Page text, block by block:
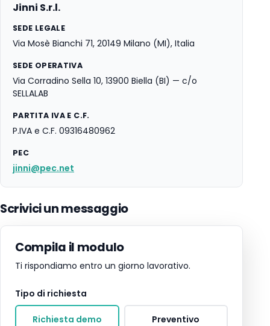
Jinni S.r.l.
SEDE LEGALE
Via Mosè Bianchi 71, 20149 Milano (MI), Italia
SEDE OPERATIVA
Via Corradino Sella 10, 13900 Biella (BI) — c/o
SELLALAB
PARTITA IVA E C.F.
P.IVA e C.F. 09316480962
PEC
jinni@pec.net
Scrivici un messaggio
Compila il modulo
Ti rispondiamo entro un giorno lavorativo.
Tipo di richiesta
Richiesta demo Preventivo